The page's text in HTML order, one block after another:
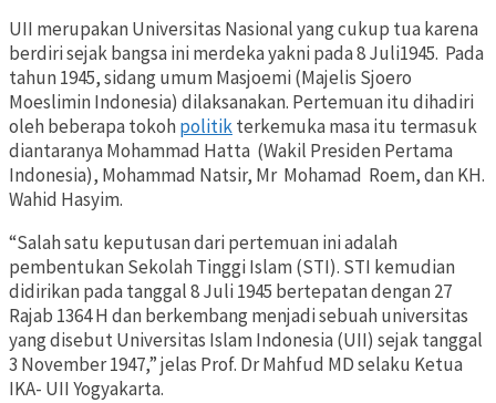
UII merupakan Universitas Nasional yang cukup tua karena
berdiri sejak bangsa ini merdeka yakni pada 8 Juli1945. Pada
tahun 1945, sidang umum Masjoemi (Majelis Sjoero
Moeslimin Indonesia) dilaksanakan. Pertemuan itu dihadiri
oleh beberapa tokohpolitikterkemuka masa itu termasuk
diantaranya Mohammad Hatta (Wakil Presiden Pertama
Indonesia), Mohammad Natsir, Mr Mohamad Roem, dan KH.
Wahid Hasyim.
“Salah satu keputusan dari pertemuan ini adalah
pembentukan Sekolah Tinggi Islam (STI). STI kemudian
didirikan pada tanggal 8 Juli 1945 bertepatan dengan 27
Rajab 1364 H dan berkembang menjadi sebuah universitas
yang disebut Universitas Islam Indonesia (UII) sejak tanggal
3 November 1947,” jelas Prof. Dr Mahfud MD selaku Ketua
IKA- UII Yogyakarta.